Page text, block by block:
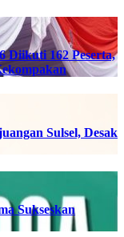
Diikuti 162 Peserta,
Sulsel, Desak
Sukseskan